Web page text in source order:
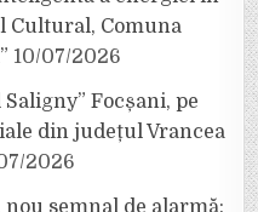
Cultural, Comuna
10/07/2026
Focșani, pe
din județul Vrancea
2026
semnal de alarmă: